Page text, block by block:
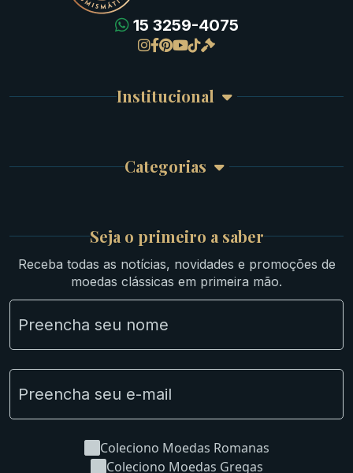
15 3259-4075
Institucional
Meus Pedidos
Carrinho de Compra
Atendimento
Categorias
Gregas
Byzantinas
Bíblicas
Ouro
Ibéricas
Lotes Grandes
Material Numismático
NGC e NNC Encapsuladas
Novidades
Seja o primeiro a saber
Receba todas as notícias, novidades e promoções de
moedas clássicas em primeira mão.
Coleciono Moedas Romanas
Coleciono Moedas Gregas